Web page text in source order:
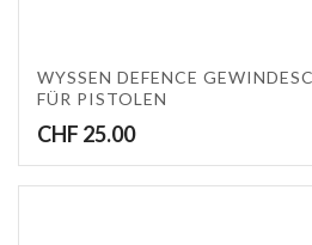
WYSSEN DEFENCE
FÜR PISTOLEN
CHF 25.00